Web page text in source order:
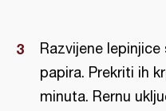
Razvijene
papira. Prekriti ih
minuta. Rernu